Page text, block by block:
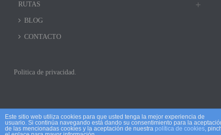
RUTAS
BLOG
CONTACTO
Politica de privacidad.
Este sitio web utiliza cookies para que usted tenga la mejor experiencia de
usuario. Si continúa navegando está dando su consentimiento para la
de las mencionadas cookies y la aceptación de nuestra política de cookies,